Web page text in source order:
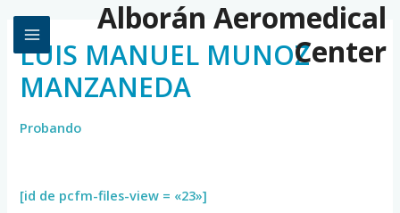
Alborán Aeromedical
Center
LUIS MANUEL MUNOZ
MANZANEDA
Probando
[id de pcfm-files-view = «23»]